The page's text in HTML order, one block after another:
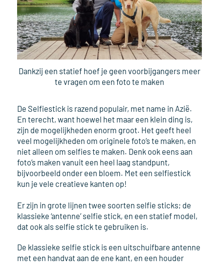
Dankzij een statief hoef je geen voorbijgangers meer
te vragen om een foto te maken
De Selfiestick is razend populair, met name in Azië.
En terecht, want hoewel het maar een klein ding is,
zijn de mogelijkheden enorm groot. Het geeft heel
veel mogelijkheden om originele foto’s te maken, en
niet alleen om selfies te maken. Denk ook eens aan
foto’s maken vanuit een heel laag standpunt,
bijvoorbeeld onder een bloem. Met een selfiestick
kun je vele creatieve kanten op!
Er zijn in grote lijnen twee soorten selfie sticks; de
klassieke ‘antenne’ selfie stick, en een statief model,
dat ook als selfie stick te gebruiken is.
De klassieke selfie stick is een uitschuifbare antenne
met een handvat aan de ene kant, en een houder